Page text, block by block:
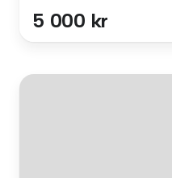
5 000 kr